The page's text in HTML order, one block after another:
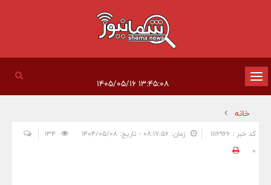
تغییر
وضعیت
ناوبری
خانه
کد خبر : 1116966 زمان: ۰۸:۱۷:۵۶ - تاریخ: ۱۴۰۴/۰۵/۰۸
0